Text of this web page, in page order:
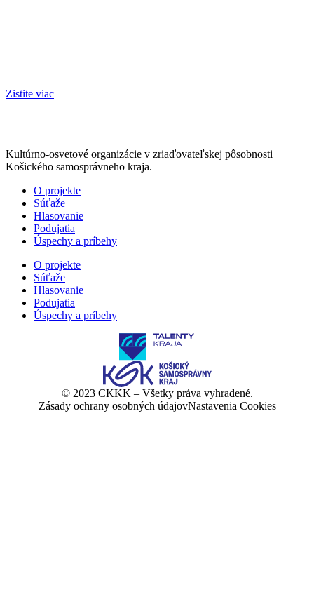
Zistite viac
Kultúrno-osvetové organizácie v zriaďovateľskej pôsobnosti
Košického samosprávneho kraja.
O projekte
Súťaže
Hlasovanie
Podujatia
Úspechy a príbehy
O projekte
Súťaže
Hlasovanie
Podujatia
Úspechy a príbehy
© 2023 CKKK – Všetky práva vyhradené.
Zásady ochrany osobných údajovNastavenia Cookies